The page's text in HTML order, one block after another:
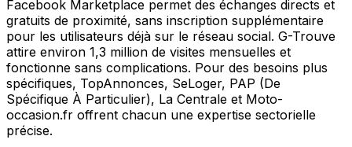
Facebook Marketplace permet des échanges directs et
gratuits de proximité, sans inscription supplémentaire
pour les utilisateurs déjà sur le réseau social. G-Trouve
attire environ 1,3 million de visites mensuelles et
fonctionne sans complications. Pour des besoins plus
spécifiques, TopAnnonces, SeLoger, PAP (De
Spécifique À Particulier), La Centrale et Moto-
occasion.fr offrent chacun une expertise sectorielle
précise.